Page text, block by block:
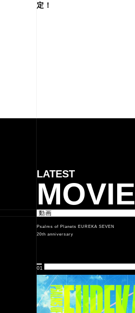
定！
MOVIE
動画
Psalms of Planets EUREKA SEVEN
20th anniversary
01